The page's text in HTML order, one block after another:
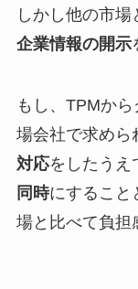
しかし他の市場
企業情報の開示
もし、TPMか
場会社で求めら
対応をしたうえ
同時にすること
場と比べて負担